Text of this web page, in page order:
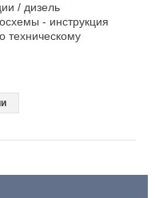
/ дизель
- инструкция
техническому